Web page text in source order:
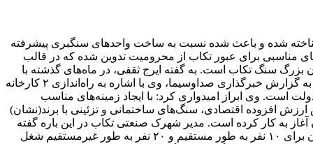
شناخته شده و باعث شده نسبت به ساخت واحدهای سنگبری پیشرفته
مناسبی برای عبور تکاب از محرومیت تدوین شده که در قالب
بزرگ سنگ تکاب است. به گفته ایرج ثقفی، در ماه‌های گذشته با
اتکا به برنامه‌های اقتصاد مقاومتی، تمهیدات لازم برای جذب سرمایه‌گذار و کمک به راه‌اندازی کارخانه‌های سنگبری به کار گرفته شده است. به گزارش خبرگذاری صداوسیما، وی با اشاره به راه‌اندازی ۲ کارخانه
است. وی ابراز امیدواری کرد: با ایجاد زمینه‌های مناسب
افزوده اقتصادی، سنگ‌های ساختمانی و تزئینی با برند(نشان)
به کار کرده است. مدیر شهرک صنعتی تکاب در این باره گفته
است: این کارخانه سنگبری با ظرفیت تولید سالانه ۴۰هزار تن انواع سنگ ساختمانی در شهرک صنعتی تکاب ساخته شده و با بهره‌برداری از آن برای ۱۰ نفر به طور مستقیم و ۲۰ نفر به طور غیرمستقیم شغل